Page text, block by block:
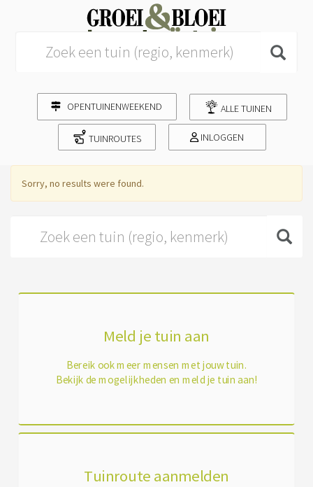
OPENTUINENWEEKEND ALLE TUINEN
TUINROUTES INLOGGEN
Sorry, no results were found.
Meld je tuin aan
Bereik ook meer mensen met jouw tuin.
Bekijk de mogelijkheden en meld je tuin aan!
Tuinroute aanmelden